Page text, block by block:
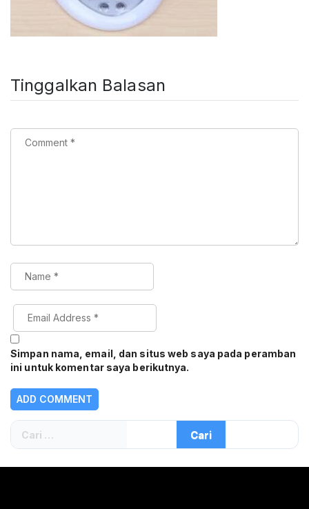
Tinggalkan Balasan
Simpan nama, email, dan situs web saya pada peramban
ini untuk komentar saya berikutnya.
Cari
untuk: